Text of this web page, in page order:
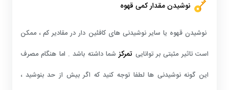
نوشیدن مقدار کمی قهوه
نوشیدن قهوه یا سایر نوشیدنی های کافئین دار در مقادیر کم ، ممکن
است تاثیر مثبتی بر توانایی تمرکز شما داشته باشد . اما هنگام مصرف
این گونه نوشیدنی ها لطفا توجه کنید که اگر بیش از حد بنوشید ،